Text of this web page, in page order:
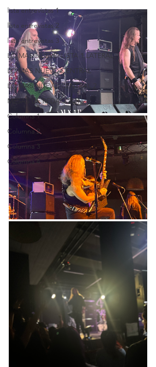
lista entrevistas 1
lista entrevistas 2
lista entrevistas 3
LO MAS NUEVO LISTA 1 LATERAL
LO MAS NUEVO CENTRAL
LO MAS NUEVO CENTRAL 2
MESAS DE REDACCION
Columna 1
Columna 2
Columna 3
Columna 4